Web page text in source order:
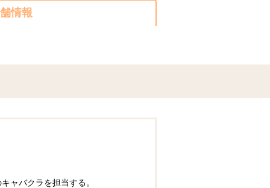
情報
ャバクラを担当する。